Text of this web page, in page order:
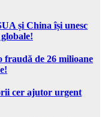
și China își unesc
fraudă de 26 milioane
cer ajutor urgent